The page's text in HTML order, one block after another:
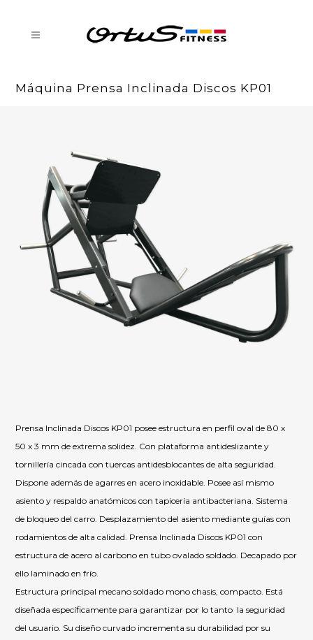
Máquina Prensa Inclinada Discos KP01
Prensa Inclinada Discos KP01 posee estructura en perfil oval de 80 x
50 x 3 mm de extrema solidez. Con plataforma antideslizante y
tornillería cincada con tuercas antidesblocantes de alta seguridad.
Dispone además de agarres en acero inoxidable. Posee así mismo
asiento y respaldo anatómicos con tapicería antibacteriana. Sistema
de bloqueo del carro. Desplazamiento del asiento mediante guías con
rodamientos de alta calidad. Prensa Inclinada Discos KP01 con
estructura de acero al carbono en tubo ovalado soldado. Decapado por
ello laminado en frío.
Estructura principal mecano soldado mono chasis, compacto. Está
diseñada específicamente para garantizar por lo tanto la seguridad
del usuario. Su diseño curvado incrementa su durabilidad por su